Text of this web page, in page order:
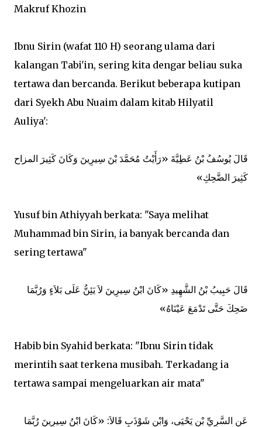
Makruf Khozin
Ibnu Sirin (wafat 110 H) seorang ulama dari
kalangan Tabi'in, sering kita dengar beliau suka
tertawa dan bercanda. Berikut beberapa kutipan
dari Syekh Abu Nuaim dalam kitab Hilyatil
Auliya':
ﻗَﺎﻝَ ﻳُﻮﺳُﻒُ ﺑْﻦُ ﻋَﻄِﻴَّﺔَ «ﺭَﺃَﻳْﺖُ ﻣُﺤَﻤَّﺪَ ﺑْﻦَ ﺳِﻴﺮِﻳﻦَ ﻭَﻛَﺎﻥَ ﻛَﺜِﻴﺮَ اﻟﻤﺰاﺡ
ﻛَﺜِﻴﺮَ اﻟﻀَّﺤِﻚِ»
Yusuf bin Athiyyah berkata: "Saya melihat
Muhammad bin Sirin, ia banyak bercanda dan
sering tertawa"
ﻗَﺎﻝَ ﺣَﺒِﻴﺐُ ﺑْﻦُ اﻟﺸَّﻬِﻴﺪِ «ﻛَﺎﻥَ اﺑْﻦُ ﺳِﻴﺮِﻳﻦَ ﻻَ ﻳَﺌِﻦُّ ﻋَﻠَﻰ ﺑَﻼَءٍ ﻭَﺭُﺑَّﻤَﺎ
ﺿَﺤِﻚَ ﺣَﺘَّﻰ ﺗَﺪْﻣَﻊَ ﻋَﻴْﻨَﺎﻩُ»
Habib bin Syahid berkata: "Ibnu Sirin tidak
merintih saat terkena musibah. Terkadang ia
tertawa sampai mengeluarkan air mata"
ﻋَﻦِ اﻟﺴَّﺮِﻱِّ ﺑْﻦِ ﻳَﺤْﻴَﻰ، ﻭَاﺑْﻦِ ﺷَﻮْﺫَﺏٍ ﻗَﺎﻻَ: «ﻛَﺎﻥَ اﺑْﻦُ ﺳِﻴﺮِﻳﻦَ ﺭُﺑَّﻤَﺎ